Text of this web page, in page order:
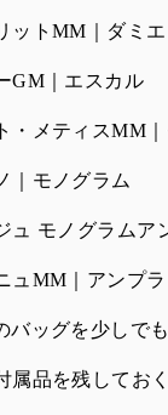
ットMM｜ダミエ
GM｜エスカル
・メティスMM
｜モノグラム
ュ モノグラムア
ュMM｜アンプ
バッグを少しで
属品を残しておく